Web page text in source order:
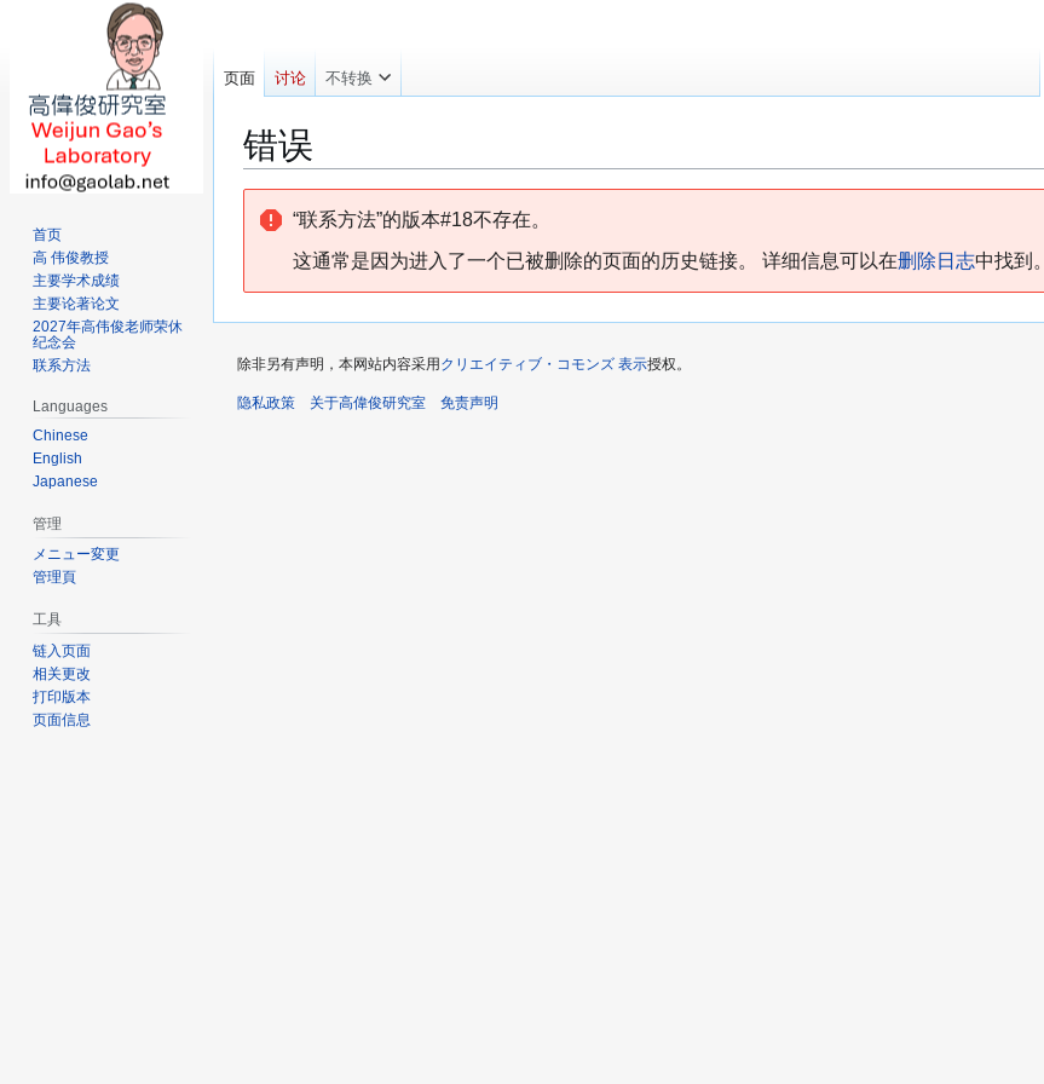
错误
“联系方法”的版本#18不存在。
这通常是因为进入了一个已被删除的页面的历史链接。 详细信息可以在删除日志中找到。
页面 讨论 不转换
首页
高 伟俊教授
主要学术成绩
主要论著论文
2027年高伟俊老师荣休
纪念会
联系方法
Languages
Chinese
English
Japanese
管理
メニュー変更
管理頁
工具
链入页面
相关更改
打印版本
页面信息
除非另有声明，本网站内容采用 クリエイティブ・コモンズ 表示授权。
隐私政策 关于高偉俊研究室 免责声明